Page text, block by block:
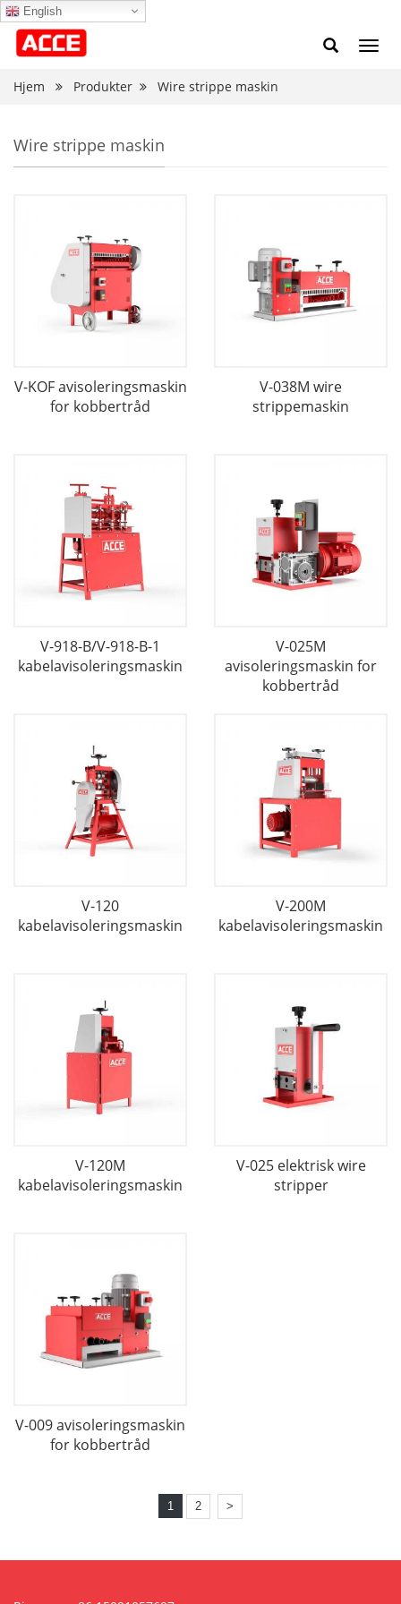
English
Slå
Hjem Produkter Wire strippe maskin
Wire strippe maskin
V-KOF avisoleringsmaskin
for kobbertråd
V-038M wire
strippemaskin
V-918-B/V-918-B-1
kabelavisoleringsmaskin
V-025M
avisoleringsmaskin for
kobbertråd
V-120
kabelavisoleringsmaskin
V-200M
kabelavisoleringsmaskin
V-120M
kabelavisoleringsmaskin
V-025 elektrisk wire
stripper
V-009 avisoleringsmaskin
for kobbertråd
1 2 >